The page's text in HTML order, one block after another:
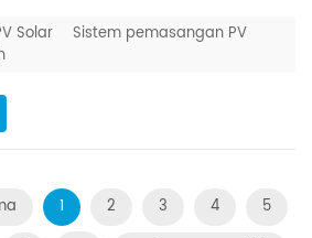
kuasatumbuhan - ujian tarik keluar.
pelbagai keadaan beban,
ialah dinilai secara
berkesan mencegah
persekitaran yang ...
Solar
Sistem pemasangan PV
1 2 3 4
5